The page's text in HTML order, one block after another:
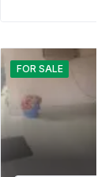
FOR SALE